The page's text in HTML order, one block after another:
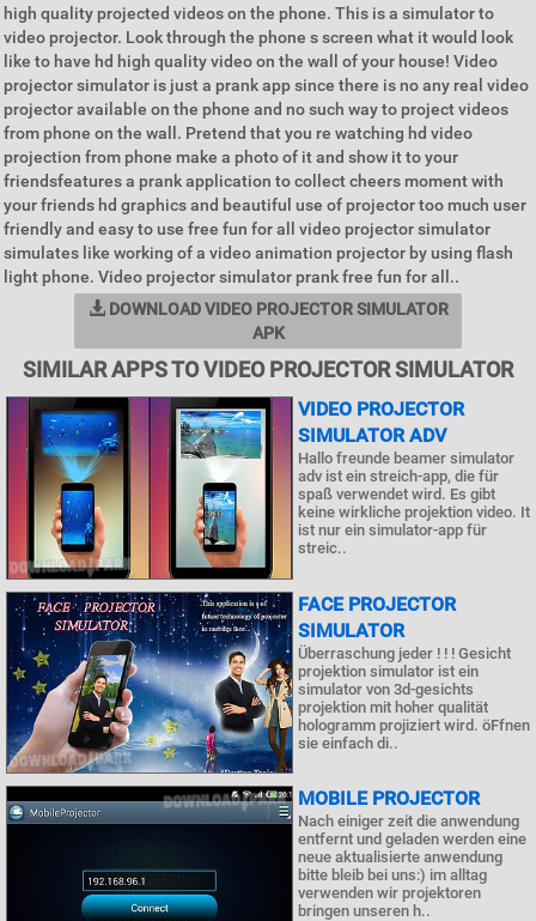
high quality projected videos on the phone. This is a simulator to
video projector. Look through the phone s screen what it would look
like to have hd high quality video on the wall of your house! Video
projector simulator is just a prank app since there is no any real video
projector available on the phone and no such way to project videos
from phone on the wall. Pretend that you re watching hd video
projection from phone make a photo of it and show it to your
friendsfeatures a prank application to collect cheers moment with
your friends hd graphics and beautiful use of projector too much user
friendly and easy to use free fun for all video projector simulator
simulates like working of a video animation projector by using flash
light phone. Video projector simulator prank free fun for all..
DOWNLOAD VIDEO PROJECTOR SIMULATOR
APK
SIMILAR APPS TO VIDEO PROJECTOR SIMULATOR
VIDEO PROJECTOR
SIMULATOR ADV
Hallo freunde beamer simulator
adv ist ein streich-app, die für
spaß verwendet wird. Es gibt
keine wirkliche projektion video. It
ist nur ein simulator-app für
streic..
FACE PROJECTOR
SIMULATOR
Überraschung jeder ! ! ! Gesicht
projektion simulator ist ein
simulator von 3d-gesichts
projektion mit hoher qualität
hologramm projiziert wird. öFfnen
sie einfach di..
MOBILE PROJECTOR
Nach einiger zeit die anwendung
entfernt und geladen werden eine
neue aktualisierte anwendung
bitte bleib bei uns:) im alltag
verwenden wir projektoren
bringen unseren h..